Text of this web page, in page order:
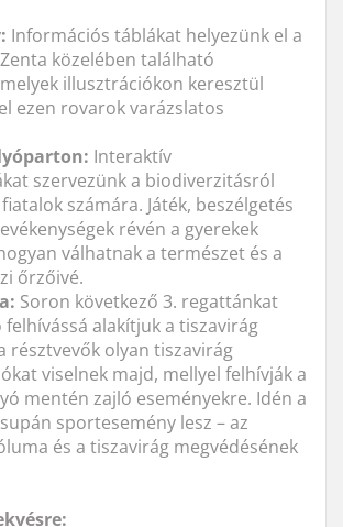
Információs táblákat helyezünk el a
közelében található
illusztrációkon keresztül
ezen rovarok varázslatos
Interaktív
szervezünk a biodiverzitásról
számára. Játék, beszélgetés
révén a gyerekek
válhatnak a természet és a
őrzőivé.
Soron következő 3. regattánkat
alakítjuk a tiszavirág
résztvevők olyan tiszavirág
viselnek majd, mellyel felhívják a
mentén zajló eseményekre. Idén a
sportesemény lesz – az
és a tiszavirág megvédésének